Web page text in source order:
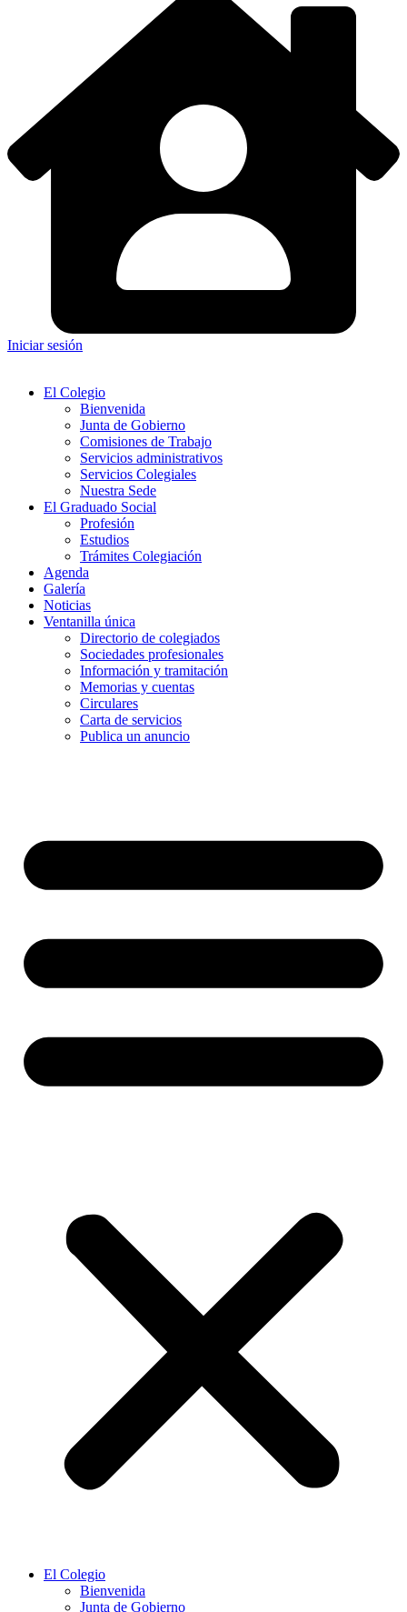
Iniciar sesión
El Colegio
Bienvenida
Junta de Gobierno
Comisiones de Trabajo
Servicios administrativos
Servicios Colegiales
Nuestra Sede
El Graduado Social
Profesión
Estudios
Trámites Colegiación
Agenda
Galería
Noticias
Ventanilla única
Directorio de colegiados
Sociedades profesionales
Información y tramitación
Memorias y cuentas
Circulares
Carta de servicios
Publica un anuncio
El Colegio
Bienvenida
Junta de Gobierno